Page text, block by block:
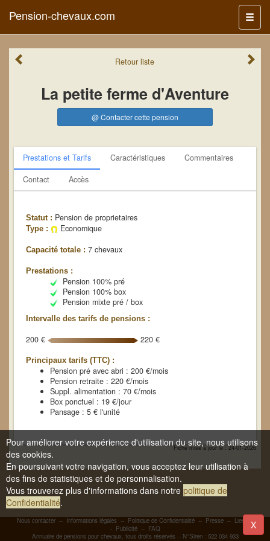
Menu
Pension-chevaux.com
Retourliste
La petite ferme d'Aventure
@ Contacter cette pension
Prestations et Tarifs Caractéristiques
Commentaires
Contact
Accès
Statut : Pension de proprietaires
Type : Economique
Capacité totale : 7 chevaux
Prestations :
Pension 100% pré
Pension 100% box
Pension mixte pré / box
Intervalle des tarifs de pensions :
200 € 220 €
Principaux tarifs (TTC) :
Pension pré avec abri : 200 €/mois
Pension retraite : 220 €/mois
Suppl. alimentation : 70 €/mois
Box ponctuel : 19 €/jour
Pansage : 5 € l'unité
Fiche mise à jour le : 24-01-2026
Nous contacter -- Informations légales -- Politique de Confidentialité -- Presse -- Liens
-
- Publicité-- FAQ
Annuaire de pensions pour chevaux, tous droits réservés -- N°Siren : 522 034 933
Pour améliorer votre expérience d'utilisation du site, nous utilisons
des cookies.
En poursuivant votre navigation, vous acceptez leur utilisation à
des fins de statistiques et de personnalisation.
Vous trouverez plus d'informations dans notre politique de
Confidentialité.
X